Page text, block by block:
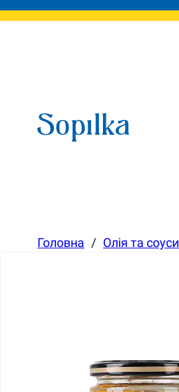
Головна / Олія та соуси